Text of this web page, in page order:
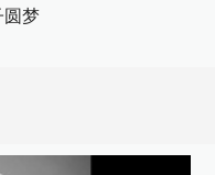
圆梦